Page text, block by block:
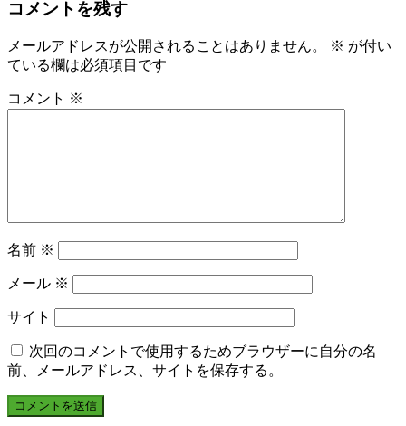
コメントを残す
メールアドレスが公開されることはありません。 ※ が付い
ている欄は必須項目です
コメント ※
名前 ※
メール ※
サイト
次回のコメントで使用するためブラウザーに自分の名
前、メールアドレス、サイトを保存する。